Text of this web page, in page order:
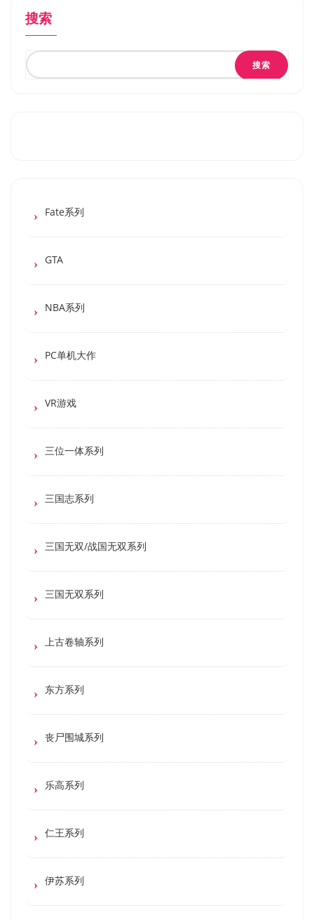
搜索
搜索
Fate系列
GTA
NBA系列
PC单机大作
VR游戏
三位一体系列
三国志系列
三国无双/战国无双系列
三国无双系列
上古卷轴系列
东方系列
丧尸围城系列
乐高系列
仁王系列
伊苏系列